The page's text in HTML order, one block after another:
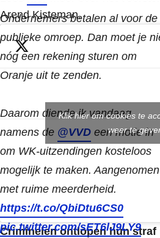
Arend Kisteman.
Ondernemers betalen al voor de
publieke omroep. Dan moet je
nóg een rekening sturen om
Oranje uit te zenden.
Daarom diende ik vandaag
namens de @VVD een motie in
om WK-uitzendingen kosteloos
mogelijk te maken. Aangenomen
met ruime meerderheid.
https://t.co/QbiDtu6CS0
pic.twitter.com/sET6lJ9LY9
Klik hier om cookies te
weer te
Criminelen ontlopen hun